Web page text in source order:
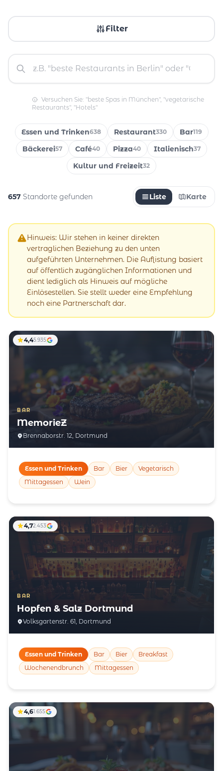
Filter
Versuchen Sie: "beste Spas in München", "vegetarische
Restaurants", "Hotels"
Essen und Trinken638 Restaurant330 Bar119
Bäckerei57 Café40 Pizza40 Italienisch37
Kultur und Freizeit32
657 Standorte gefunden Liste Karte
Hinweis: Wir stehen in keiner direkten
vertraglichen Beziehung zu den unten
aufgeführten Unternehmen. Die Auflistung basiert
auf öffentlich zugänglichen Informationen und
dient lediglich als Hinweis auf mögliche
Einlösestellen. Sie stellt weder eine Empfehlung
noch eine Partnerschaft dar.
BAR
MemorieZ
Brennaborstr. 12, Dortmund
4,45.935
Essen und Trinken Bar Bier
Vegetarisch
Mittagessen
Wein
BAR
Hopfen & Salz Dortmund
Volksgartenstr. 61, Dortmund
4,72.453
Essen und Trinken Bar Bier
Breakfast
Wochenendbrunch
Mittagessen
4,61.655